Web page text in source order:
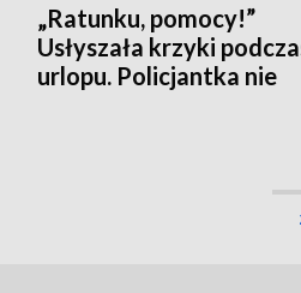
„Ratunku, pomocy!”
Usłyszała krzyki
urlopu. Policjantka nie